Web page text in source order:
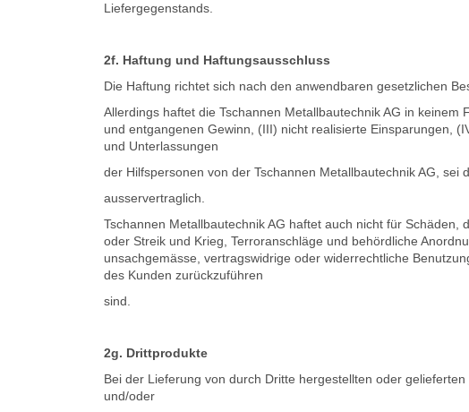
Liefergegenstands.
2f. Haftung und Haftungsausschluss
Die Haftung richtet sich nach den anwendbaren gesetzlichen
Allerdings haftet die Tschannen Metallbautechnik AG in
und entgangenen Gewinn, (III) nicht realisierte Einsparungen,
und Unterlassungen
der Hilfspersonen von der Tschannen Metallbautechnik AG, sei
ausservertraglich.
Tschannen Metallbautechnik AG haftet auch nicht für
oder Streik und Krieg, Terroranschläge und behördliche
unsachgemässe, vertragswidrige oder widerrechtliche
des Kunden zurückzuführen
sind.
2g. Drittprodukte
Bei der Lieferung von durch Dritte hergestellten oder
und/oder